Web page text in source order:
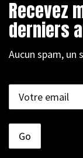
Recevez
derniers
Aucun spam, un